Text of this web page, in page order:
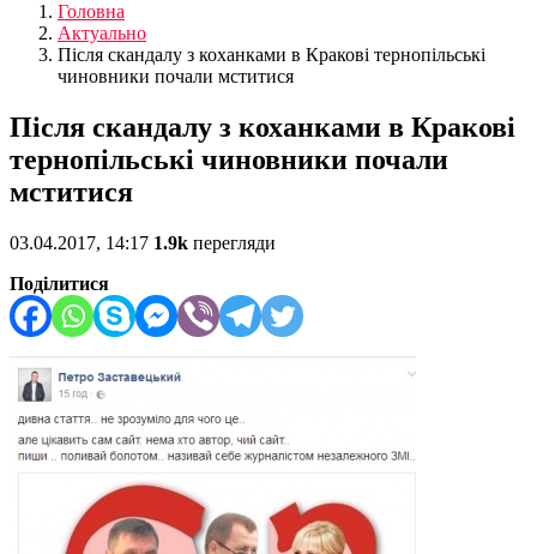
Головна
Актуально
Після скандалу з коханками в Кракові тернопільські
чиновники почали мститися
Після скандалу з коханками в Кракові
тернопільські чиновники почали
мститися
03.04.2017, 14:17 1.9k перегляди
Поділитися